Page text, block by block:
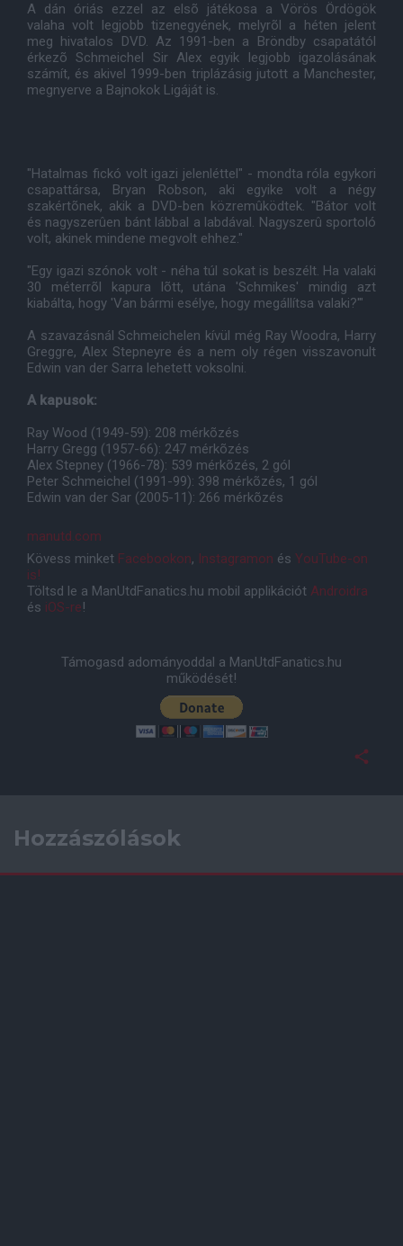
A dán óriás ezzel az elsõ játékosa a Vörös Ördögök
valaha volt legjobb tizenegyének, melyrõl a héten jelent
meg hivatalos DVD. Az 1991-ben a Bröndby csapatától
érkezõ Schmeichel Sir Alex egyik legjobb igazolásának
számít, és akivel 1999-ben triplázásig jutott a Manchester,
megnyerve a Bajnokok Ligáját is.
"Hatalmas fickó volt igazi jelenléttel" - mondta róla egykori
csapattársa, Bryan Robson, aki egyike volt a négy
szakértõnek, akik a DVD-ben közremûködtek. "Bátor volt
és nagyszerûen bánt lábbal a labdával. Nagyszerû sportoló
volt, akinek mindene megvolt ehhez."
"Egy igazi szónok volt - néha túl sokat is beszélt. Ha valaki
30 méterrõl kapura lõtt, utána 'Schmikes' mindig azt
kiabálta, hogy 'Van bármi esélye, hogy megállítsa valaki?'"
A szavazásnál Schmeichelen kívül még Ray Woodra, Harry
Greggre, Alex Stepneyre és a nem oly régen visszavonult
Edwin van der Sarra lehetett voksolni.
A kapusok:
Ray Wood (1949-59): 208 mérkõzés
Harry Gregg (1957-66): 247 mérkõzés
Alex Stepney (1966-78): 539 mérkõzés, 2 gól
Peter Schmeichel (1991-99): 398 mérkõzés, 1 gól
Edwin van der Sar (2005-11): 266 mérkõzés
manutd.com
Kövess minket Facebookon, Instagramon és YouTube-on
is!
Töltsd le a ManUtdFanatics.hu mobil applikációt Androidra
és iOS-re!
Támogasd adományoddal a ManUtdFanatics.hu
működését!
Hozzászólások